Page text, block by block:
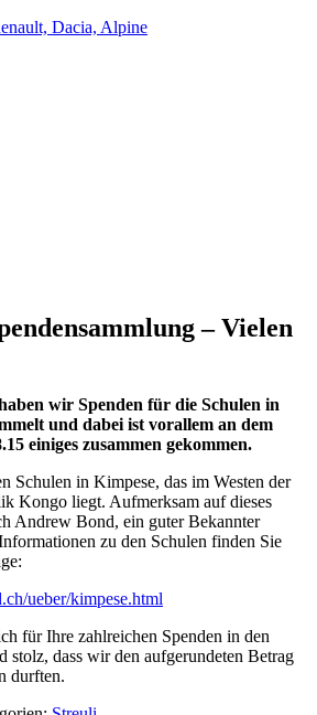
– Vielen
wir Spenden für die Schulen in
und dabei ist vorallem an dem
einiges zusammen gekommen.
Schulen in Kimpese, das im Westen der
Kongo liegt. Aufmerksam auf dieses
Andrew Bond, ein guter Bekannter
zu den Schulen finden Sie
ueber/kimpese.html
für Ihre zahlreichen Spenden in den
stolz, dass wir den aufgerundeten Betrag
durften.